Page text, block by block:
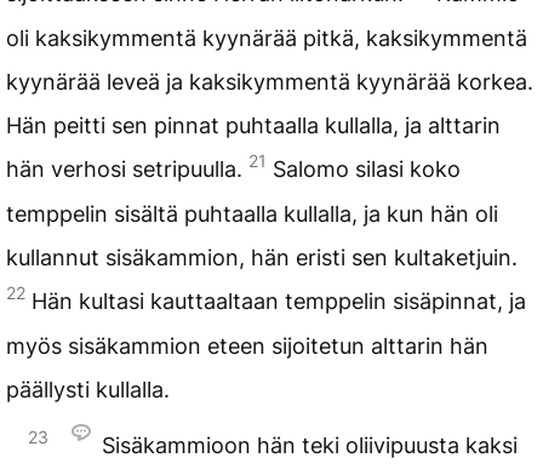
oli kaksikymmentä kyynärää pitkä, kaksikymmentä
kyynärää leveä ja kaksikymmentä kyynärää korkea.
Hän peitti sen pinnat puhtaalla kullalla, ja alttarin
hän verhosi setripuulla. 21 Salomo silasi koko
temppelin sisältä puhtaalla kullalla, ja kun hän oli
kullannut sisäkammion, hän eristi sen kultaketjuin.
22 Hän kultasi kauttaaltaan temppelin sisäpinnat, ja
myös sisäkammion eteen sijoitetun alttarin hän
päällysti kullalla.
23
Sisäkammioon hän teki oliivipuusta kaksi